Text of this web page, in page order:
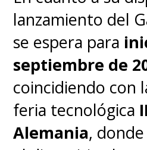
lanzamiento del
se espera para
septiembre de
coincidiendo con
feria tecnológica
Alemania,